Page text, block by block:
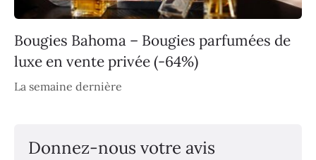
Bougies Bahoma – Bougies parfumées de
luxe en vente privée (-64%)
La semaine dernière
Donnez-nous votre avis